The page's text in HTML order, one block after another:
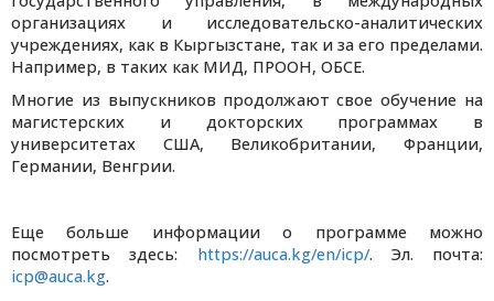
организациях и исследовательско-аналитических
учреждениях, как в Кыргызстане, так и за его пределами.
Например, в таких как МИД, ПРООН, ОБСЕ.
Многие из выпускников продолжают свое обучение на
магистерских и докторских программах в
университетах США, Великобритании, Франции,
Германии, Венгрии.
Еще больше информации о программе можно
посмотреть здесь: https://auca.kg/en/icp/. Эл. почта:
icp@auca.kg.